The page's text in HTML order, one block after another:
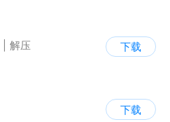
解压
下载
下载